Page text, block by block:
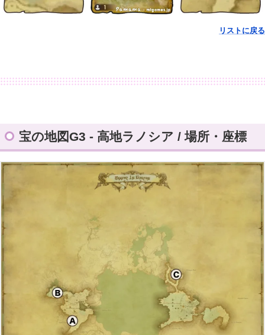
リストに戻る
宝の地図G3 - 高地ラノシア / 場所・座標